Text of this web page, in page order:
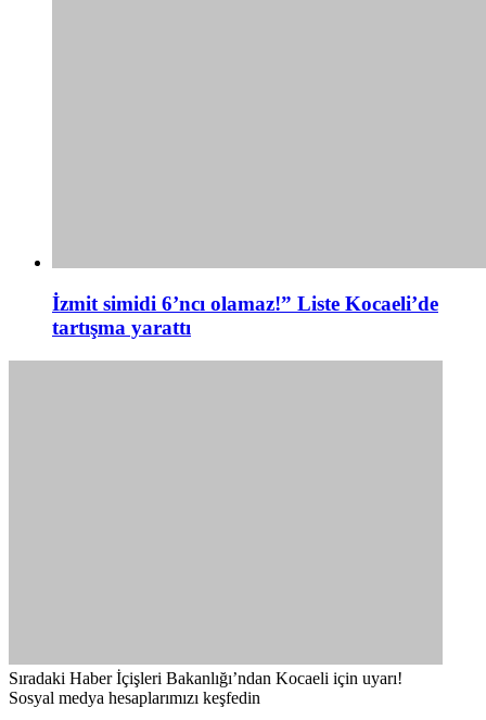
İzmit simidi 6’ncı olamaz!” Liste Kocaeli’de
tartışma yarattı
Sıradaki Haber İçişleri Bakanlığı’ndan Kocaeli için uyarı!
Sosyal medya hesaplarımızı keşfedin